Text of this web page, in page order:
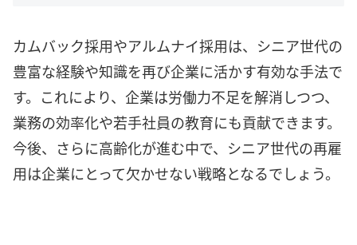
カムバック採用やアルムナイ採用は、シニア世代の
豊富な経験や知識を再び企業に活かす有効な手法で
す。これにより、企業は労働力不足を解消しつつ、
業務の効率化や若手社員の教育にも貢献できます。
今後、さらに高齢化が進む中で、シニア世代の再雇
用は企業にとって欠かせない戦略となるでしょう。